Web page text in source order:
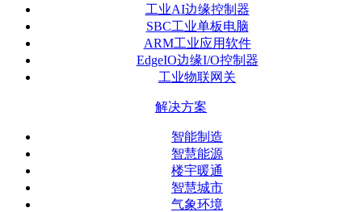
工业AI边缘控制器
SBC工业单板电脑
ARM工业应用软件
EdgeIO边缘I/O控制器
工业物联网关
解决方案
智能制造
智慧能源
楼宇暖通
智慧城市
气象环境